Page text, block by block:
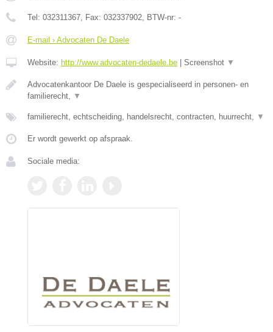
Tel: 032311367 , Fax: 032337902 , BTW-nr: -
E-mail › Advocaten De Daele
Website: http://www.advocaten-dedaele.be Screenshot ▼
Advocatenkantoor De Daele is gespecialiseerd in personen- en
familierecht,
▼
familierecht, echtscheiding, handelsrecht, contracten, huurrecht, ▼
Er wordt gewerkt op afspraak.
Sociale media: